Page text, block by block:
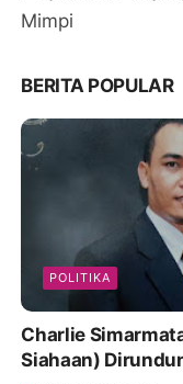
Mimpi
BERITA POPULAR
POLITIKA
Charlie
Siahaan)